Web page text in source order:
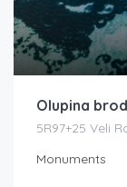
Olupina
5R97+25 Veli
Monuments